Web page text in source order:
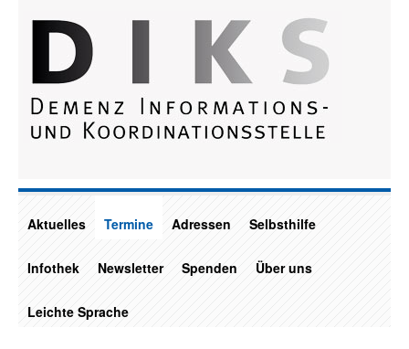
Aktuelles Termine Adressen Selbsthilfe
Infothek Newsletter Spenden Über uns
Leichte Sprache